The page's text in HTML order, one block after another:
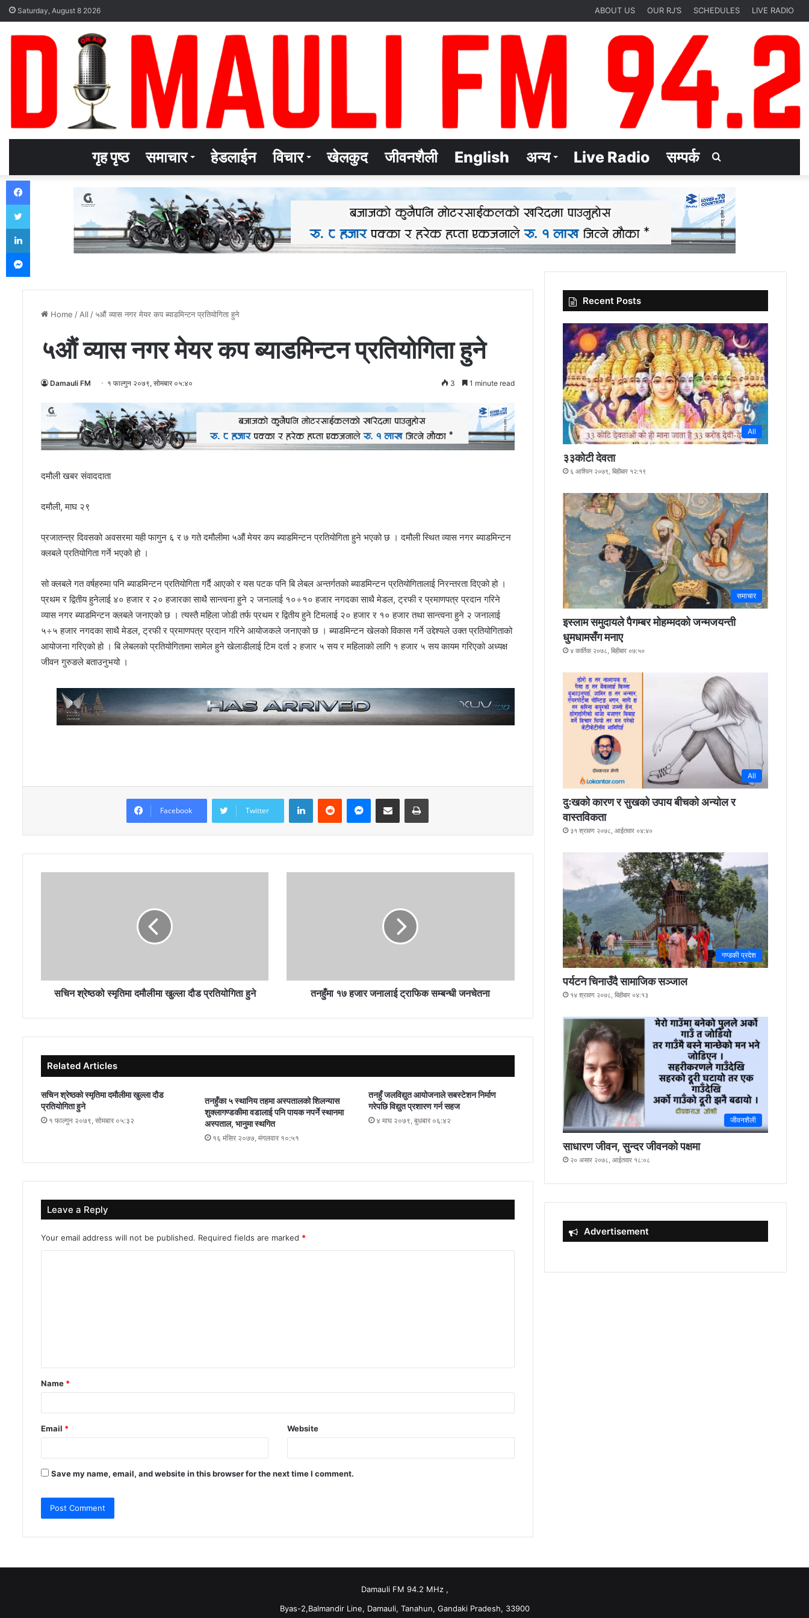
Saturday, August 8 2026 ABOUT US OUR RJ’S SCHEDULES LIVE RADIO
गृह पृष्ठ समाचार हेडलाईन विचार खेलकुद जीवनशैली English अन्य Live Radio सम्पर्क
for
Home / All / ५औं व्यास नगर मेयर कप ब्याडमिन्टन प्रतियोगिता हुने
५औं व्यास नगर मेयर कप ब्याडमिन्टन प्रतियोगिता हुने
Damauli FM १ फाल्गुन २०७९, सोमबार ०५:४० 3 1 minute read
दमौली खबर संवाददाता
दमौली, माघ २९
प्रजातन्त्र दिवसको अवसरमा यही फागुन ६ र ७ गते दमौलीमा ५औं मेयर कप ब्याडमिन्टन प्रतियोगिता हुने भएको छ । दमौली स्थित व्यास नगर ब्याडमिन्टन
क्लबले प्रतियोगिता गर्ने भएको हो ।
सो क्लबले गत वर्षहरुमा पनि ब्याडमिन्टन प्रतियोगिता गर्दै आएको र यस पटक पनि बि लेबल अन्तर्गतको ब्याडमिन्टन प्रतियोगितालाई निरन्तरता दिएको हो ।
प्रथम र द्वितीय हुनेलाई ४० हजार र २० हजारका साथै सान्त्वना हुने २ जनालाई १०÷१० हजार नगदका साथै मेडल, ट्रफी र प्रमाणपत्र प्रदान गरिने
व्यास नगर ब्याडमिन्टन क्लबले जनाएको छ । त्यस्तै महिला जोडी तर्फ प्रथम र द्वितीय हुने टिमलाई २० हजार र १० हजार तथा सान्त्वना हुने २ जनालाई
५÷५ हजार नगदका साथै मेडल, ट्रफी र प्रमाणपत्र प्रदान गरिने आयोजकले जनाएको छ । ब्याडमिन्टन खेलको विकास गर्ने उद्देश्यले उक्त प्रतियोगिताको
आयोजना गरिएको हो । बि लेबलको प्रतियोगितामा सामेल हुने खेलाडीलाई टिम दर्ता २ हजार ५ सय र महिलाको लागि १ हजार ५ सय कायम गरिएको अध्यक्ष
जीवन गुरुङले बताउनुभयो ।
Facebook Twitter
LinkedIn
सचिन श्रेष्ठको स्मृतिमा दमौलीमा खुल्ला दौड प्रतियोगिता हुने तनहुँमा १७ हजार जनालाई ट्राफिक सम्बन्धी जनचेतना
Related Articles
सचिन श्रेष्ठको स्मृतिमा दमौलीमा खुल्ला दौड
प्रतियोगिता हुने
१ फाल्गुन २०७९, सोमबार ०५:३२
तनहुँका ५ स्थानिय तहमा अस्पतालको शिलन्यास
शुक्लागण्डकीमा वडालाई पनि पायक नपर्ने स्थानमा
अस्पताल, भानुमा स्थगित
१६ मंसिर २०७७, मंगलवार १०:५१
तनहुँ जलविद्युत आयोजनाले सबस्टेशन निर्माण
गरेपछि विद्युत प्रशारण गर्न सहज
४ माघ २०७९, बुधबार ०६:४२
Leave a Reply
Your email address will not be published. Required fields are marked *
t
*
Name *
Email * Website
Save my name, email, and website in this browser for the next time I comment.
Recent Posts
All
३३कोटी देवता
६ आश्विन २०७९, बिहीबार १२:१९
समाचार
इस्लाम समुदायले पैगम्बर मोहम्मदको जन्मजयन्ती
धुमधामसँग मनाए
४ कार्तिक २०७८, बिहीबार ०७:५०
All
दुःखको कारण र सुखको उपाय बीचको अन्योल र
वास्तविकता
३१ श्रावण २०७८, आईतवार ०४:४०
गण्डकी प्रदेश
पर्यटन चिनाउँदै सामाजिक सञ्जाल
१४ श्रावण २०७८, बिहीबार ०४:१३
जीवनशैली
साधारण जीवन, सुन्दर जीवनको पक्षमा
२० असार २०७८, आईतवार १८:०८
Advertisement
Damauli FM 94.2 MHz ,
Byas-2,Balmandir Line, Damauli, Tanahun, Gandaki Pradesh, 33900